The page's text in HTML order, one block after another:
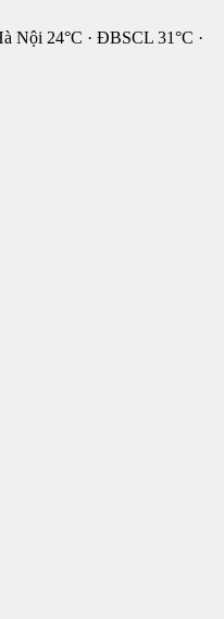
Nội 24°C · ĐBSCL 31°C ·